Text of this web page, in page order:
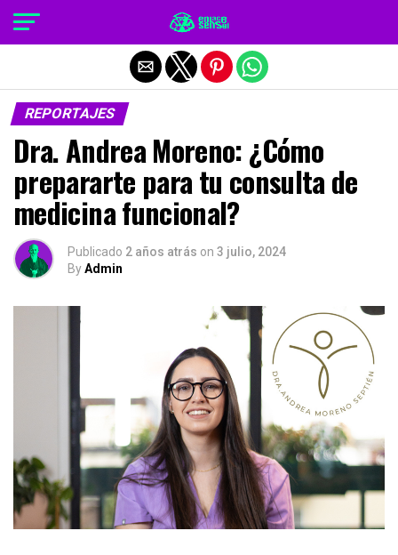
REPORTAJES
Dra. Andrea Moreno: ¿Cómo
prepararte para tu consulta de
medicina funcional?
Publicado 2 años atrás on 3 julio, 2024
ByAdmin
Salir de la versión móvil